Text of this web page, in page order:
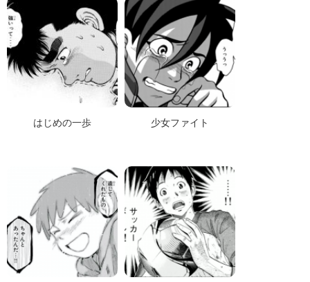
はじめの一歩 少女ファイト